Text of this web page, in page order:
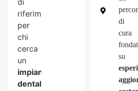
riferimento
per
chi
cerca
un
impianto
dentale
36063
(VI)
di
cura
su